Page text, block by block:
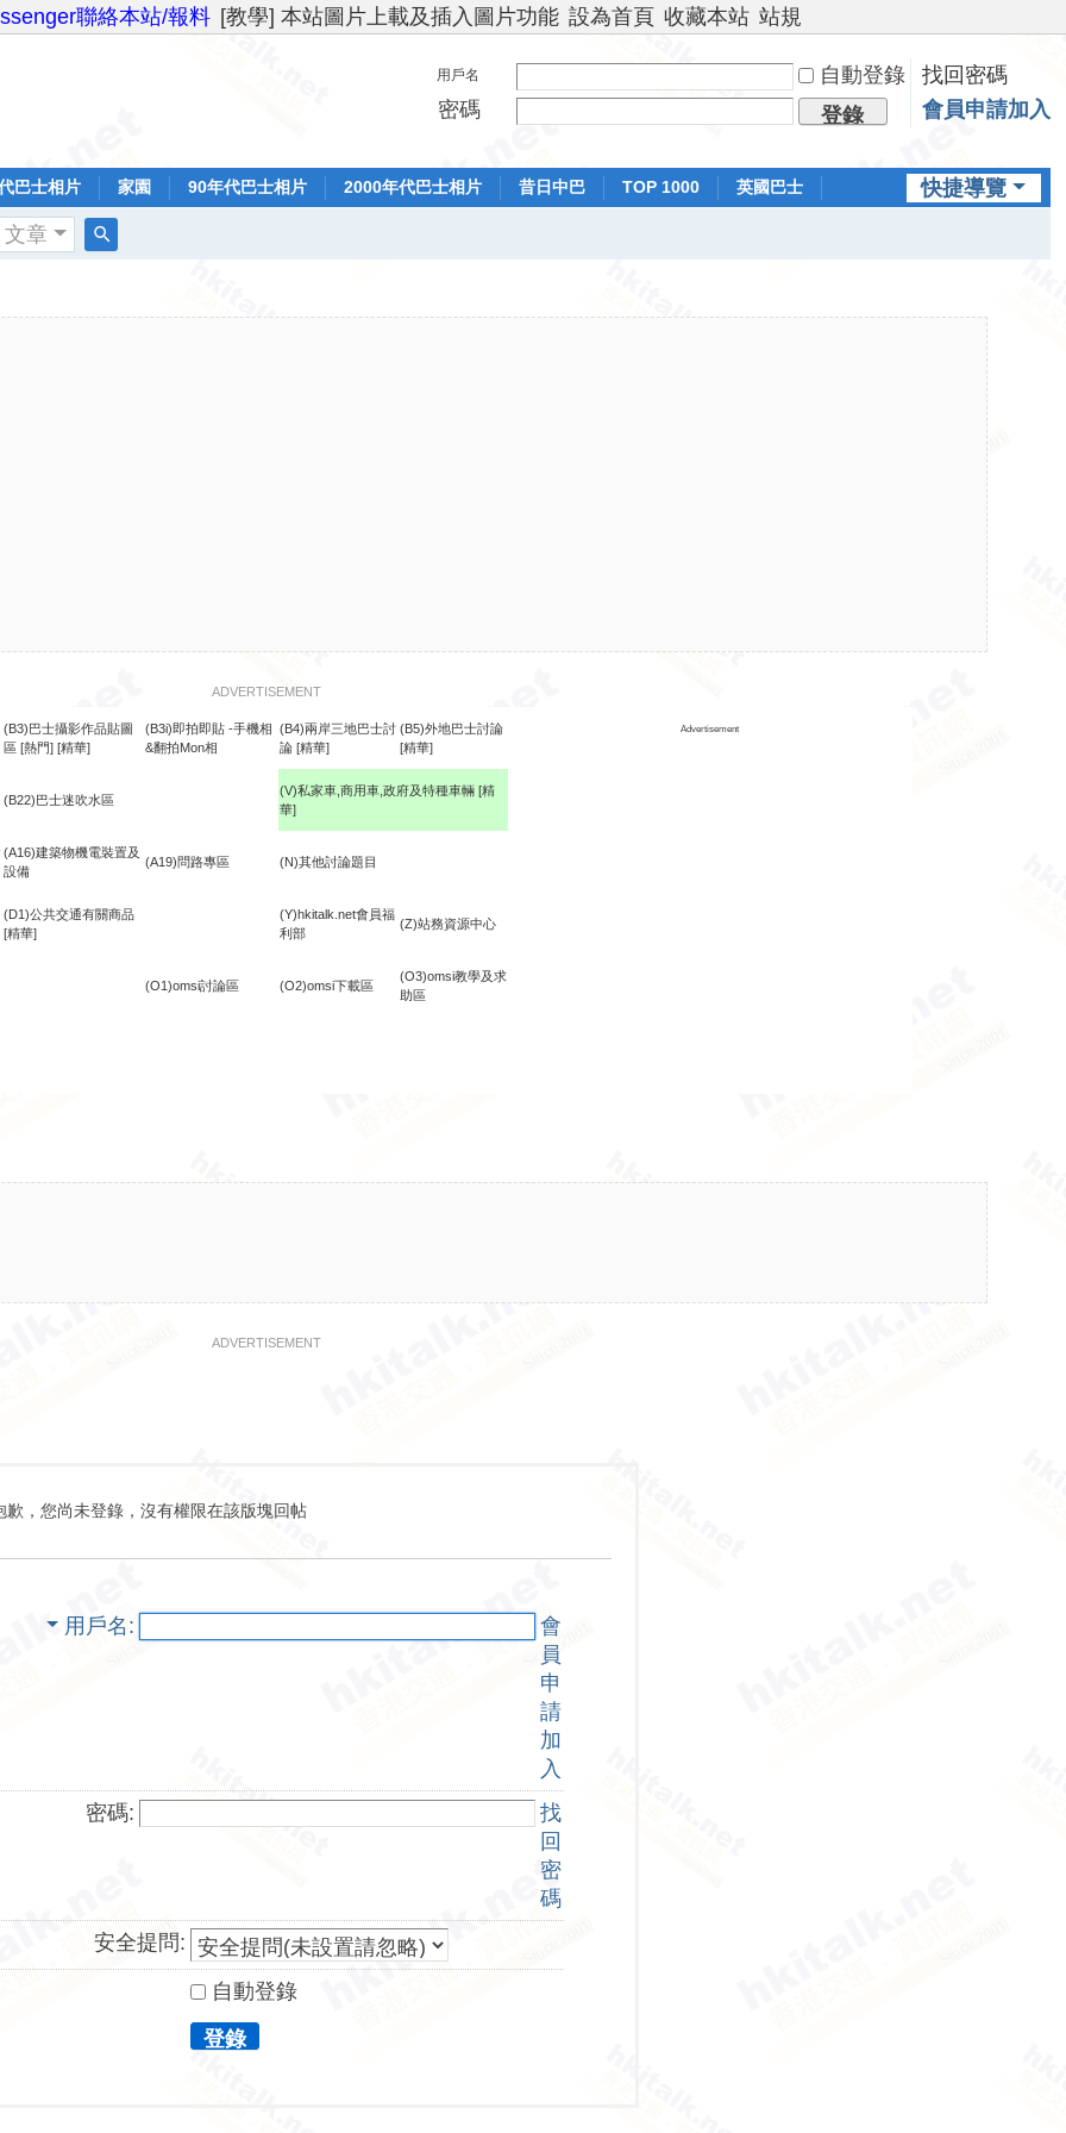
聯絡本站/報料 [教學] 本站圖片上載及插入圖片功能 設為首頁 收藏本站 站規
用戶名 自動登錄
找回密碼
密碼
登錄 會員申請加入
快捷導覽
巴士相片 家園 90年代巴士相片 2000年代巴士相片 昔日中巴 TOP 1000
英國巴士
文章
ADVERTISEMENT
(B3)巴士攝影作品貼圖
區 [熱門] [精華]
(B3i)即拍即貼 -手機相
&翻拍Mon相
(B4)兩岸三地巴士討
論 [精華]
(B5)外地巴士討論
[精華]
Advertisement
(B22)巴士迷吹水區
(V)私家車,商用車,政府及特種車輛 [精
華]
(A16)建築物機電裝置及
設備
(A19)問路專區 (N)其他討論題目
(D1)公共交通有關商品
[精華]
(Y)hkitalk.net會員福
利部
(Z)站務資源中心
(O1)omsi討論區 (O2)omsi下載區
(O3)omsi教學及求
助區
ADVERTISEMENT
歉，您尚未登錄，沒有權限在該版塊回帖
用戶名
會
員
申
請
加
入
密碼:
找
回
密
碼
安全提問:
自動登錄
登錄